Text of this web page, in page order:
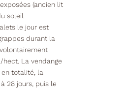
(ancien lit
soleil
le jour est
durant la
La vendange
totalité, la
28 jours, puis le